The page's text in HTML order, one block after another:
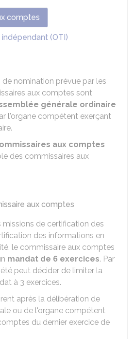
comptes
(OTI)
de nomination prévue par les
aux comptes sont
générale ordinaire
l'organe compétent exerçant
aux comptes
des commissaires aux
aux comptes
missions de certification des
des informations en
le commissaire aux comptes
mandat de 6 exercices. Par
peut décider de limiter la
à 3 exercices.
après la délibération de
ou de l'organe compétent
du dernier exercice de